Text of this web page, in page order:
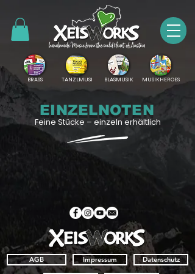
BRASS TANZLMUSI BLASMUSIK MUSIKHEROES
EINZELNOTEN
Feine Stücke – einzeln erhältlich
AGB Impressum Datenschutz